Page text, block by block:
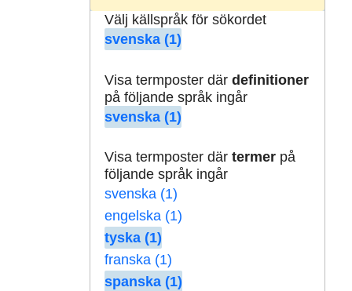
Välj källspråk för sökordet
svenska (1)
Visa termposter där definitioner
på följande språk ingår
svenska (1)
Visa termposter där termerpå
följande språk ingår
svenska (1)
engelska (1)
tyska (1)
franska (1)
spanska (1)